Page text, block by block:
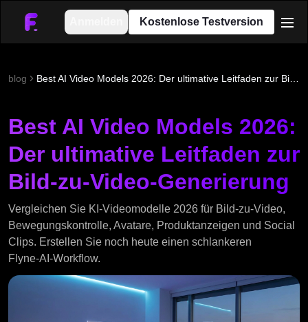
Kostenlose Testversion
blog
Best AI Video Models 2026:
Der ultimative Leitfaden zur
Bild-zu-Video-Generierung
Vergleichen Sie KI‑Videomodelle 2026 für Bild‑zu‑Video,
Bewegungskontrolle, Avatare, Produktanzeigen und Social
Clips. Erstellen Sie noch heute einen schlankeren
Flyne‑AI‑Workflow.